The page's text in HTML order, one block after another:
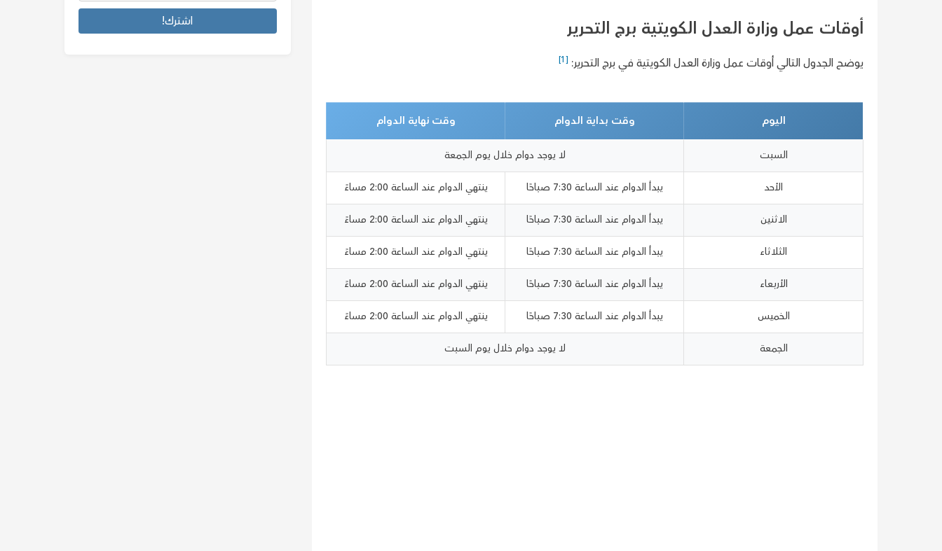
أوقات عمل وزارة العدل الكويتية برج التحرير
يوضح الجدول التالي أوقات عمل وزارة العدل الكويتية في برج التحرير: [1]
اليوم وقت بداية الدوام وقت نهاية الدوام
السبت لا يوجد دوام خلال يوم الجمعة
الأحد يبدأ الدوام عند الساعة 7:30 صباحًا ينتهي الدوام عند الساعة 2:00 مساءً
الاثنين يبدأ الدوام عند الساعة 7:30 صباحًا ينتهي الدوام عند الساعة 2:00 مساءً
الثلاثاء يبدأ الدوام عند الساعة 7:30 صباحًا ينتهي الدوام عند الساعة 2:00 مساءً
الأربعاء يبدأ الدوام عند الساعة 7:30 صباحًا ينتهي الدوام عند الساعة 2:00 مساءً
الخميس يبدأ الدوام عند الساعة 7:30 صباحًا ينتهي الدوام عند الساعة 2:00 مساءً
الجمعة لا يوجد دوام خلال يوم السبت